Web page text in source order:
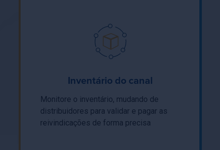
Inventário do canal
Monitore o inventário, mudando de
distribuidores para validar e pagar as
reivindicações de forma precisa